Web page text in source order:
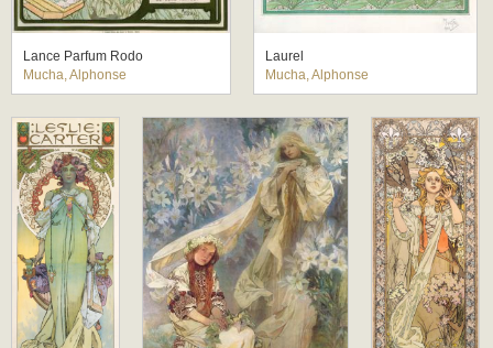
Lance Parfum Rodo
Mucha, Alphonse
Laurel
Mucha, Alphonse